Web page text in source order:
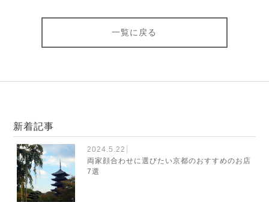
一覧に戻る
新着記事
2024.5.22
両家顔合わせに選びたい京都のおすすめのお店
7選